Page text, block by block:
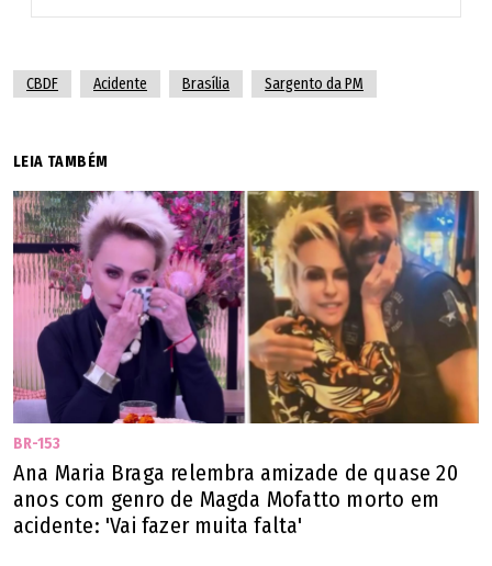
Ex-assessor de João Neto e Frederico é encontrado
Adolescente morre atropelada em faixa de pedestre,
​A Polícia Civil do Distrito Federal (PCDF) segue com a
investigação do caso.
Despedida
CBDF Acidente Brasília Sargento da PM
LEIA TAMBÉM
BR-153
Ana Maria Braga relembra amizade de quase 20
anos com genro de Magda Mofatto morto em
acidente: 'Vai fazer muita falta'